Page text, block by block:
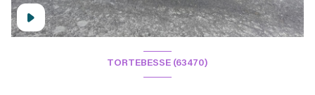
TORTEBESSE (63470)